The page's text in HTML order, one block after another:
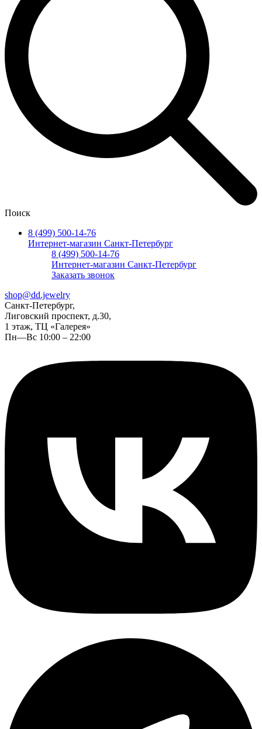
Поиск
8 (499) 500-14-76
Интернет-магазин Санкт-Петербург
8 (499) 500-14-76
Интернет-магазин Санкт-Петербург
Заказать звонок
shop@dd.jewelry
Санкт-Петербург,
Лиговский проспект, д.30,
1 этаж, ТЦ «Галерея»
Пн—Вс 10:00 – 22:00